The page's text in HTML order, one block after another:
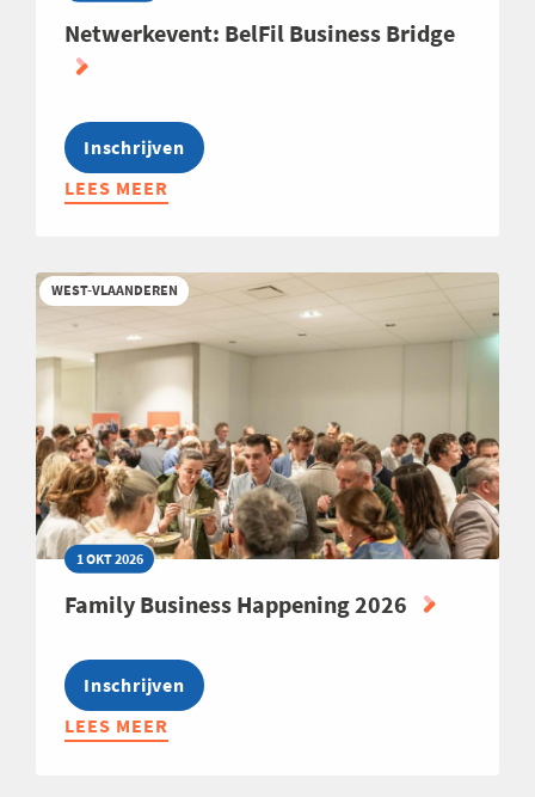
Netwerkevent: BelFil Business Bridge
Inschrijven
LEES MEER
ABOUT
BUSINESS
BRIDGE
WEST-VLAANDEREN
1 OKT 2026
Family Business Happening 2026
Inschrijven
LEES MEER
ABOUT